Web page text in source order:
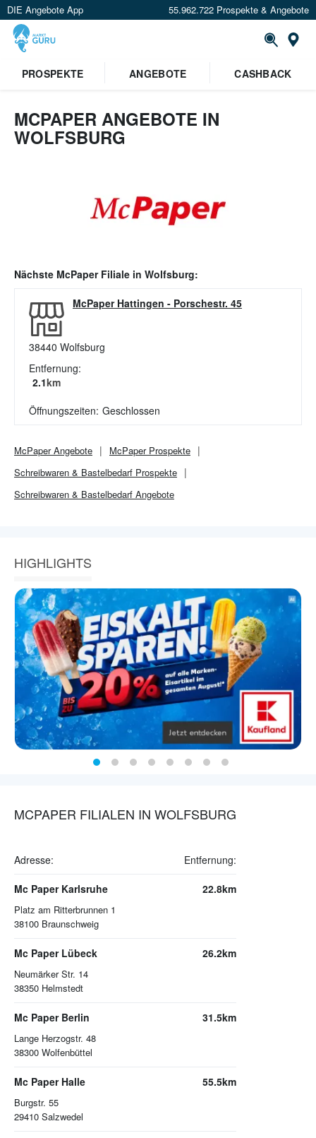
DIE Angebote App 55.962.722 Prospekte & Angebote
PROSPEKTE
ANGEBOTE CASHBACK
MCPAPER ANGEBOTE IN
WOLFSBURG
Nächste McPaperFiliale in Wolfsburg:
McPaper Hattingen - Porschestr. 45
38440 Wolfsburg
Entfernung:
2.1km
Öffnungszeiten: Geschlossen
McPaperAngebote McPaperProspekte
Schreibwaren & Bastelbedarf Prospekte
Schreibwaren & Bastelbedarf Angebote
HIGHLIGHTS
MCPAPER FILIALEN IN WOLFSBURG
Adresse: Entfernung:
Mc Paper Karlsruhe
Platz am Ritterbrunnen 1
38100 Braunschweig
22.8km
Mc Paper Lübeck
Neumärker Str. 14
38350 Helmstedt
26.2km
Mc Paper Berlin
Lange Herzogstr. 48
38300 Wolfenbüttel
31.5km
Mc Paper Halle
Burgstr. 55
29410 Salzwedel
55.5km